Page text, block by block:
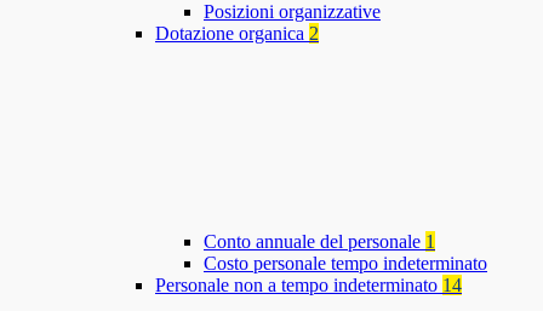
Posizioni organizzative
Dotazione organica 2
Conto annuale del personale 1
Costo personale tempo indeterminato
Personale non a tempo indeterminato 14